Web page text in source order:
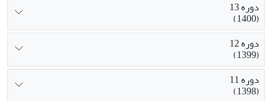
دوره 13
(1400)
دوره 12
(1399)
دوره 11
(1398)